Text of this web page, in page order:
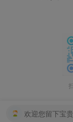
欢迎您留下宝